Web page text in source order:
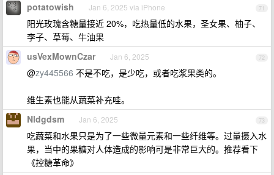
71
potatowish Jan 6, 2025 via iPhone
阳光玫瑰含糖量接近 20%，吃热量低的水果，圣女果、柚子、
李子、草莓、牛油果
72
usVexMownCzar Jan 6, 2025
@zy445566 不是不吃，是少吃，或者吃浆果类的。
维生素也能从蔬菜补充哇。
73
Nldgdsm Jan 6, 2025
吃蔬菜和水果只是为了一些微量元素和一些纤维等。过量摄入水
果，当中的果糖对人体造成的影响可是非常巨大的。推荐看下
《控糖革命》